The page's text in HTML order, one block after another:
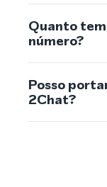
Quanto
número?
Posso
2Chat?